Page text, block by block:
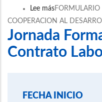
2025_
AL
DESARROLLO
CONV
2025
2_
PROYECTOS
DE
CONV
ANEXO
1_
ENTIDADES
ASOCIADAS
_
2025
Lee mássobre
FORMULARIO
DE
SOLICITUD
DE
COOPERACION
FORMULARIO
COOPERACION AL
Jornada
Contrato
FECHA INICIO